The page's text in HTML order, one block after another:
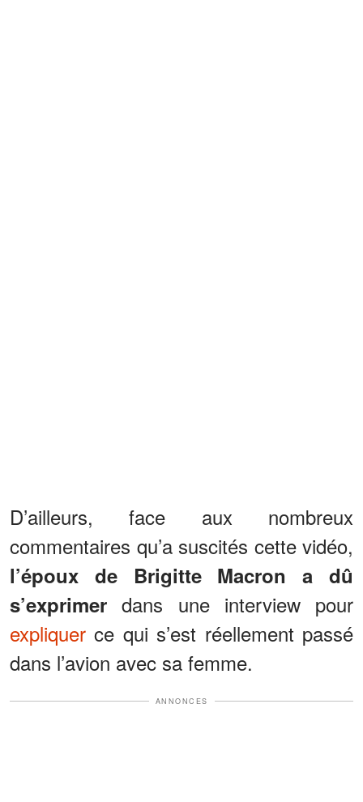
D’ailleurs, face aux nombreux
commentaires qu’a suscités cette vidéo,
l’époux de Brigitte Macron a dû
s’exprimer dans une interview pour
expliquer ce qui s’est réellement passé
dans l’avion avec sa femme.
ANNONCES